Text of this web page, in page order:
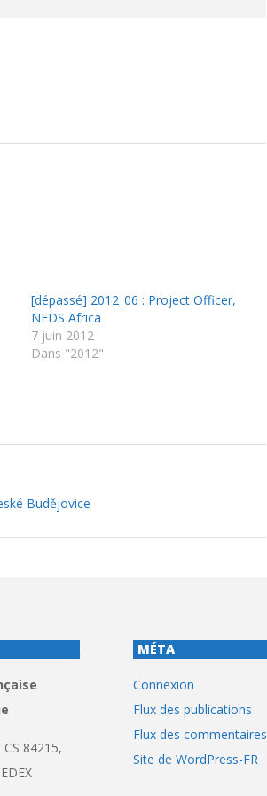
[dépassé] 2012_06 : Project Officer,
NFDS Africa
7 juin 2012
Dans "2012"
Budějovice
84215,
MÉTA
Connexion
Flux des publications
Flux des commentaires
Site de WordPress-FR